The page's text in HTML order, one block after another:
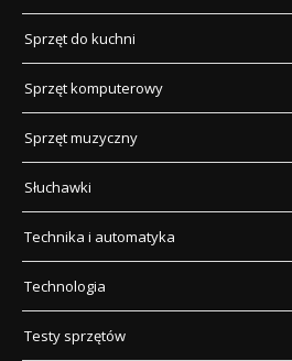
Sprzęt do kuchni
Sprzęt komputerowy
Sprzęt muzyczny
Słuchawki
Technika i automatyka
Technologia
Testy sprzętów